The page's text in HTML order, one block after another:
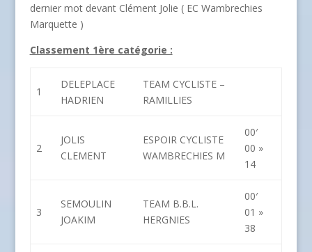
dernier mot devant Clément Jolie ( EC Wambrechies
Marquette )
Classement 1ère catégorie :
1
DELEPLACE
HADRIEN
TEAM CYCLISTE –
RAMILLIES
2
JOLIS
CLEMENT
ESPOIR CYCLISTE
WAMBRECHIES M
00′
00 »
14
3
SEMOULIN
JOAKIM
TEAM B.B.L.
HERGNIES
00′
01 »
38